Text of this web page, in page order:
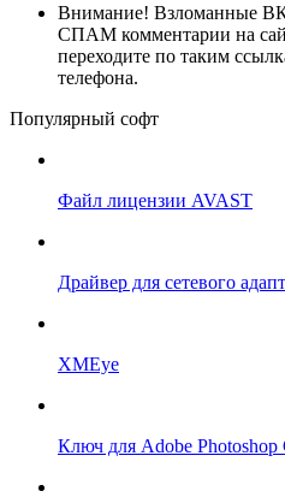
Внимание! Взломанные
СПАМ комментарии на
переходите по таким
телефона.
Популярный софт
Файл лицензии AVAST
Драйвер для сетевого
XMEye
Ключ для Adobe Photoshop